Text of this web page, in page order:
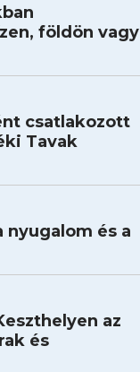
földön vagy
csatlakozott
Tavak
nyugalom és a
az
és